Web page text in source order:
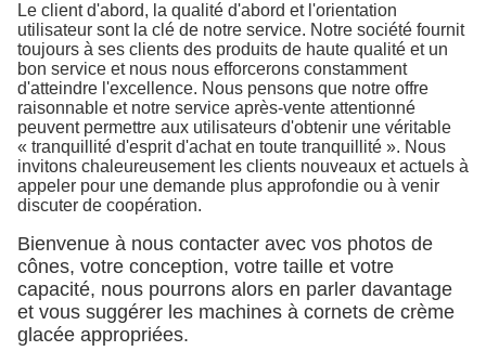
Le client d'abord, la qualité d'abord et l'orientation
utilisateur sont la clé de notre service. Notre société fournit
toujours à ses clients des produits de haute qualité et un
bon service et nous nous efforcerons constamment
d'atteindre l'excellence. Nous pensons que notre offre
raisonnable et notre service après-vente attentionné
peuvent permettre aux utilisateurs d'obtenir une véritable
« tranquillité d'esprit d'achat en toute tranquillité ». Nous
invitons chaleureusement les clients nouveaux et actuels à
appeler pour une demande plus approfondie ou à venir
discuter de coopération.
Bienvenue à nous contacter avec vos photos de
cônes, votre conception, votre taille et votre
capacité, nous pourrons alors en parler davantage
et vous suggérer les machines à cornets de crème
glacée appropriées.